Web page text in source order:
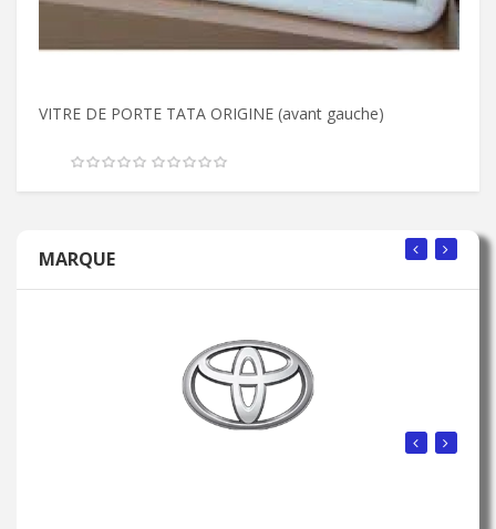
VITRE DE PORTE TATA ORIGINE (avant gauche)
MARQUE